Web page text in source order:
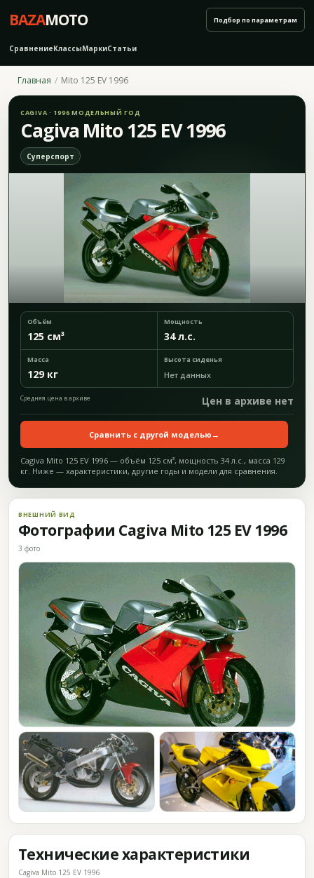
BAZAMOTO
СравнениеКлассыМаркиСтатьи
Подбор по параметрам
Главная Mito 125 EV 1996
CAGIVA · 1996 МОДЕЛЬНЫЙ ГОД
Cagiva Mito 125 EV 1996
Суперспорт
Объём
125 см³
Мощность
34 л.с.
Масса
129 кг
Высота сиденья
Нет данных
Средняя цена в архиве Цен в архиве нет
Сравнить с другой моделью →
Cagiva Mito 125 EV 1996 — объём 125 см³, мощность 34 л.с., масса 129
кг. Ниже — характеристики, другие годы и модели для сравнения.
ВНЕШНИЙ ВИД
Фотографии Cagiva Mito 125 EV 1996
3 фото
Технические характеристики
Cagiva Mito 125 EV 1996